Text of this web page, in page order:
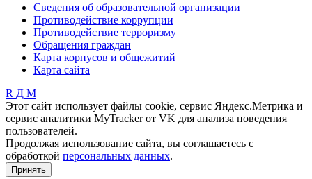
Сведения об образовательной организации
Противодействие коррупции
Противодействие терроризму
Обращения граждан
Карта корпусов и общежитий
Карта сайта
R Д М
Этот сайт использует файлы cookie, сервис Яндекс.Метрика и
сервис аналитики MyTracker от VK для анализа поведения
пользователей.
Продолжая использование сайта, вы соглашаетесь с
обработкой персональных данных.
Принять